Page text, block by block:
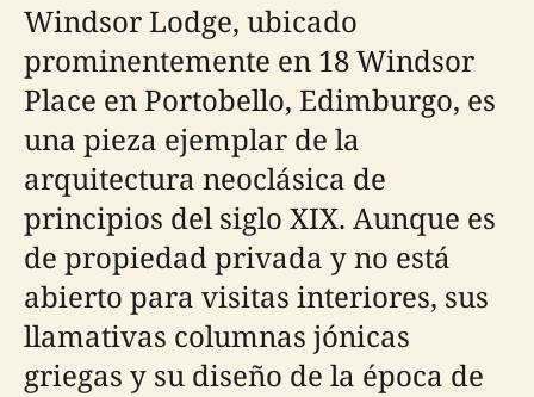
Windsor Lodge, ubicado
prominentemente en 18 Windsor
Place en Portobello, Edimburgo, es
una pieza ejemplar de la
arquitectura neoclásica de
principios del siglo XIX. Aunque es
de propiedad privada y no está
abierto para visitas interiores, sus
llamativas columnas jónicas
griegas y su diseño de la época de